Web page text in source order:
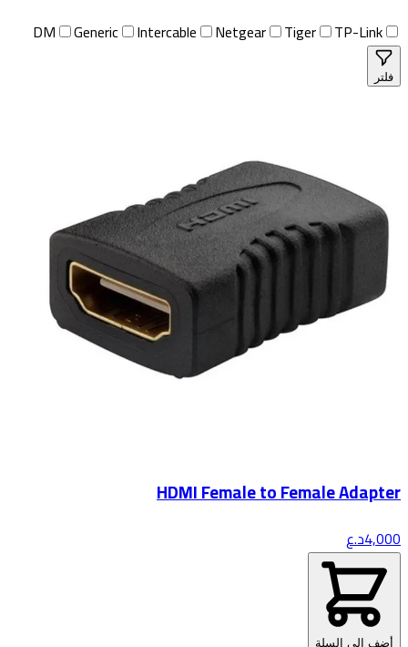
DM
Generic Intercable Netgear Tiger TP-Link
فلتر
HDMI Female to Female Adapter
4,000د.ع
أضف إلى السلة